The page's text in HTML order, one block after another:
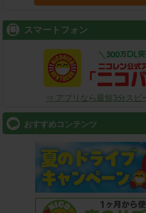
スマートフォン
⇒ アプリなら最短3分スピ
おすすめコンテンツ